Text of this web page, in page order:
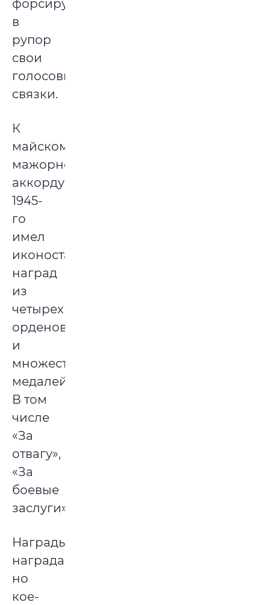
форсируя
в
рупор
свои
голосовые
связки.
К
майскому
мажорному
аккорду
1945-
го
имел
иконостас
наград
из
четырех
орденов
и
множества
медалей.
В том
числе
«За
отвагу»,
«За
боевые
заслуги».
Награды
наградами,
но
кое-